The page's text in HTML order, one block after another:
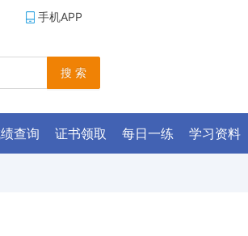
手机APP
搜 索
查询 证书领取 每日一练 学习资料